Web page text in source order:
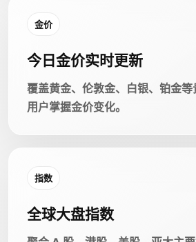
金价
今日金价实时更新
覆盖黄金、伦敦金、白银、铂金
用户掌握金价变化。
指数
全球大盘指数